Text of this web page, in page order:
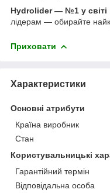
Hydrolider — №1 у світі
лідерам — обирайте
Приховати
Характеристики
Основні атрибути
Країна виробник
Стан
Користувальницькі
Гарантійний термін
Відповідальна особа